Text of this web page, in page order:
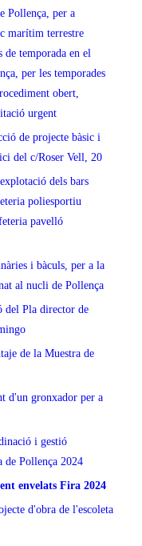
Pollença, per a
marítim terrestre
de temporada en el
per les temporades
obert,
urgent
de projecte bàsic i
del c/Roser Vell, 20
dels bars
poliesportiu
pavelló
i bàculs, per a la
al nucli de Pollença
del Pla director de
de la Muestra de
d'un gronxador per a
i gestió
de Pollença 2024
envelats Fira 2024
d'obra de l'escoleta